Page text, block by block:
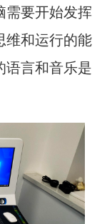
需要开始发挥
维和运行的能
语言和音乐是